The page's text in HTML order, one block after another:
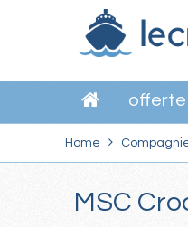
offerte
Home
MSC